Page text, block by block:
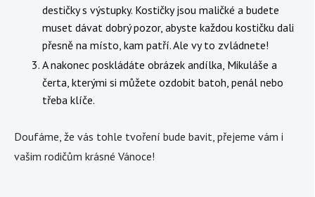
destičky s výstupky. Kostičky jsou maličké a budete
muset dávat dobrý pozor, abyste každou kostičku dali
přesně na místo, kam patří. Ale vy to zvládnete!
A nakonec poskládáte obrázek andílka, Mikuláše a
čerta, kterými si můžete ozdobit batoh, penál nebo
třeba klíče.
Doufáme, že vás tohle tvoření bude bavit, přejeme vám i
vašim rodičům krásné Vánoce!